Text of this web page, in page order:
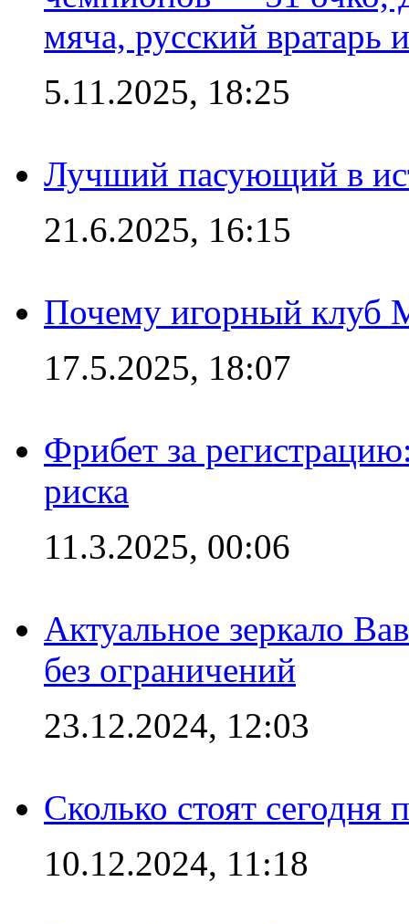
мяча, русский вратарь
5.11.2025, 18:25
Лучший пасующий в
21.6.2025, 16:15
Почему игорный клуб
17.5.2025, 18:07
Фрибет за
риска
11.3.2025, 00:06
Актуальное зеркало
без ограничений
23.12.2024, 12:03
Сколько стоят сегодня
10.12.2024, 11:18